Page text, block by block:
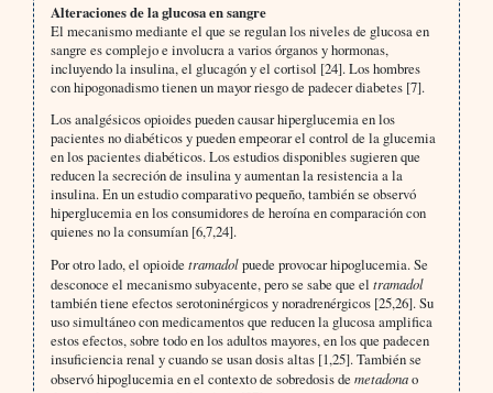
Alteraciones de la glucosa en sangre
El mecanismo mediante el que se regulan los niveles de glucosa en
sangre es complejo e involucra a varios órganos y hormonas,
incluyendo la insulina, el glucagón y el cortisol [24]. Los hombres
con hipogonadismo tienen un mayor riesgo de padecer diabetes [7].
Los analgésicos opioides pueden causar hiperglucemia en los
pacientes no diabéticos y pueden empeorar el control de la glucemia
en los pacientes diabéticos. Los estudios disponibles sugieren que
reducen la secreción de insulina y aumentan la resistencia a la
insulina. En un estudio comparativo pequeño, también se observó
hiperglucemia en los consumidores de heroína en comparación con
quienes no la consumían [6,7,24].
Por otro lado, el opioide tramadolpuede provocar hipoglucemia. Se
desconoce el mecanismo subyacente, pero se sabe que el tramadol
también tiene efectos serotoninérgicos y noradrenérgicos [25,26]. Su
uso simultáneo con medicamentos que reducen la glucosa amplifica
estos efectos, sobre todo en los adultos mayores, en los que padecen
insuficiencia renal y cuando se usan dosis altas [1,25]. También se
observó hipoglucemia en el contexto de sobredosis de metadonao